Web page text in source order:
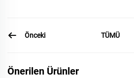
Önceki TÜMÜ
Önerilen Ürünler